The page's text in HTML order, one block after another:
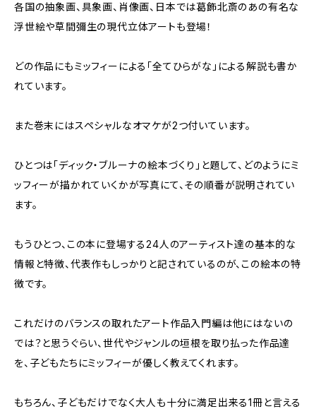
各国の抽象画、具象画、肖像画、日本では葛飾北斎のあの有名な
浮世絵や草間彌生の現代立体アートも登場！
どの作品にもミッフィーによる「全てひらがな」による解説も書か
れています。
また巻末にはスペシャルなオマケが2つ付いています。
ひとつは「ディック・ブルーナの絵本づくり」と題して、どのようにミ
ッフィーが描かれていくかが写真にて、その順番が説明されてい
ます。
もうひとつ、この本に登場する24人のアーティスト達の基本的な
情報と特徴、代表作もしっかりと記されているのが、この絵本の特
徴です。
これだけのバランスの取れたアート作品入門編は他にはないの
では？と思うぐらい、世代やジャンルの垣根を取り払った作品達
を、子どもたちにミッフィーが優しく教えてくれます。
もちろん、子どもだけでなく大人も十分に満足出来る1冊と言える